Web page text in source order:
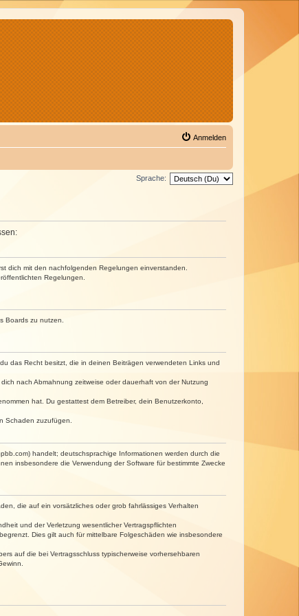
Anmelden
Sprache:
dich mit den nachfolgenden Regelungen einverstanden.
Regelungen.
Boards zu nutzen.
das Recht besitzt, die in deinen Beiträgen verwendeten Links und
nach Abmahnung zeitweise oder dauerhaft von der Nutzung
hat. Du gestattest dem Betreiber, dein Benutzerkonto,
Schaden zuzufügen.
handelt; deutschsprachige Informationen werden durch die
insbesondere die Verwendung der Software für bestimmte Zwecke
die auf ein vorsätzliches oder grob fahrlässiges Verhalten
und der Verletzung wesentlicher Vertragspflichten
Dies gilt auch für mittelbare Folgeschäden wie insbesondere
auf die bei Vertragsschluss typischerweise vorhersehbaren